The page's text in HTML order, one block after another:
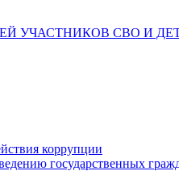
УЧАСТНИКОВ СВО И
коррупции
государственных